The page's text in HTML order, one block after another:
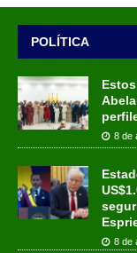
POLÍTICA
8 de
8 de